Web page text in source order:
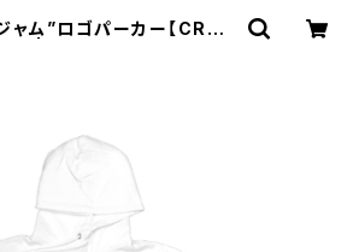
ャム”ロゴパーカー【CROS